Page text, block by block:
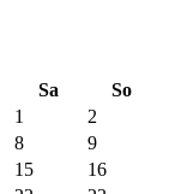
Sa
So
1
2
8
9
15
16